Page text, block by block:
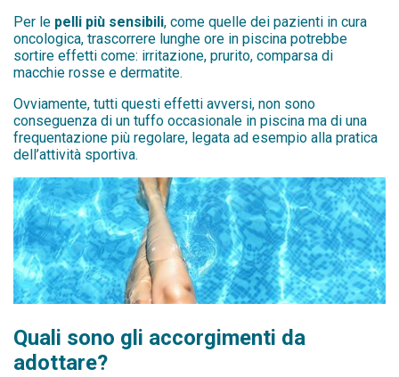
Per le pelli più sensibili, come quelle dei pazienti in cura
oncologica, trascorrere lunghe ore in piscina potrebbe
sortire effetti come: irritazione, prurito, comparsa di
macchie rosse e dermatite.
Ovviamente, tutti questi effetti avversi, non sono
conseguenza di un tuffo occasionale in piscina ma di una
frequentazione più regolare, legata ad esempio alla pratica
dell’attività sportiva.
Quali sono gli accorgimenti da
adottare?